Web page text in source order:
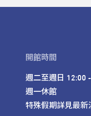
開館時間
週二至週日 12:00
週一休館
特殊假期詳見最新